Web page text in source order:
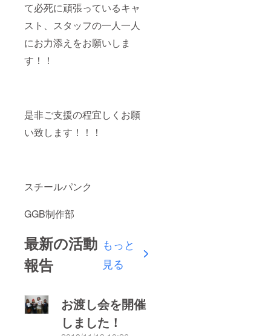
て必死に頑張っているキャ
スト、スタッフの一人一人
にお力添えをお願いしま
す！！
是非ご支援の程宜しくお願
い致します！！！
スチールパンク
GGB制作部
最新の活動
報告
もっと
見る
お渡し会を開催
しました！